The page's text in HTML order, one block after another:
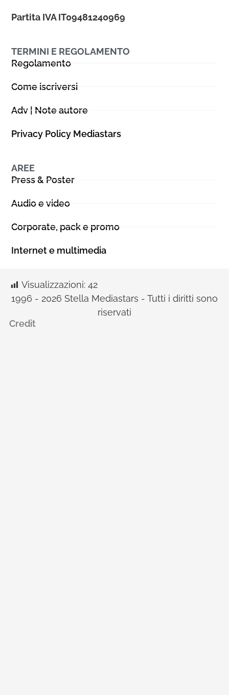
Partita IVA IT09481240969
TERMINI E REGOLAMENTO
Regolamento
Come iscriversi
Adv | Note autore
Privacy Policy Mediastars
AREE
Press & Poster
Audio e video
Corporate, pack e promo
Internet e multimedia
Visualizzazioni: 42
1996 - 2026 Stella Mediastars - Tutti i diritti sono
riservati
Credit